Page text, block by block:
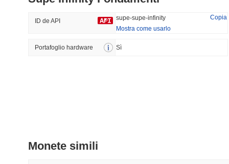
Tendenze
ID de API supe-supe-infinity
Copia
Mostra come usarlo
Portafoglio hardware Sì
Monete simili